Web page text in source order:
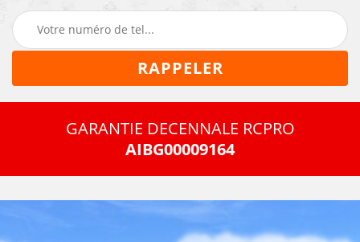
GARANTIE DECENNALE RCPRO
AIBG00009164